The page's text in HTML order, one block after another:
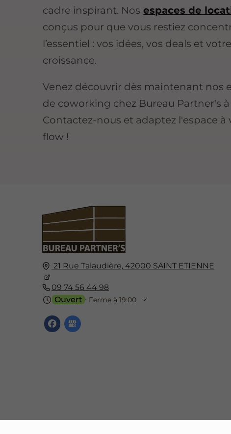
cadre inspirant. Nos espaces de
conçus pour que vous restiez
l’essentiel : vos idées, vos deals et votre
croissance.
Venez découvrir dès maintenant nos
de coworking chez Bureau Partner's à
Contactez-nous et adaptez l'espace à
flow !
21 Rue Talaudière, 42000 SAINT ETIENNE
09 74 56 44 98
Ouvert ⋅ Ferme à 19:00